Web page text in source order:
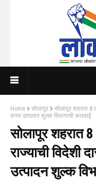
Home सोलापूर
सोलापूर शहरात 8
राज्य उत्पादन शुल्क विभागाची कारवाई
सोलापूर शहरात
राज्याची विदेशी
उत्पादन शुल्क